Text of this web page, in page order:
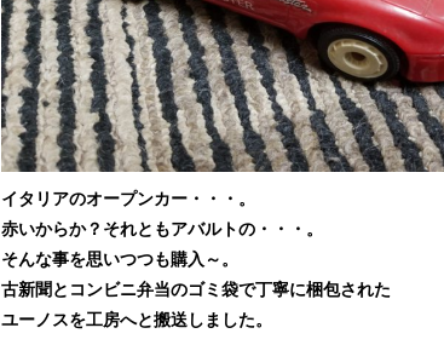
イタリアのオープンカー・・・。
赤いからか？それともアバルトの・・・。
そんな事を思いつつも購入～。
古新聞とコンビニ弁当のゴミ袋で丁寧に梱包された
ユーノスを工房へと搬送しました。